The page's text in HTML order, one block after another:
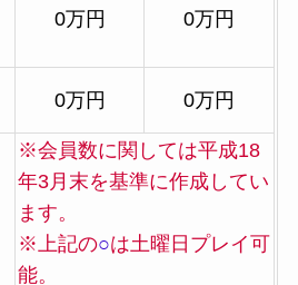
0万円 0万円
0万円 0万円
※会員数に関しては平成18
年3月末を基準に作成してい
ます。
※上記の○は土曜日プレイ可
能。